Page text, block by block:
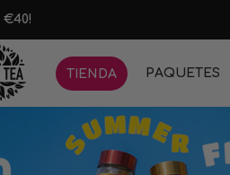
€40!
TIENDA PAQUETES